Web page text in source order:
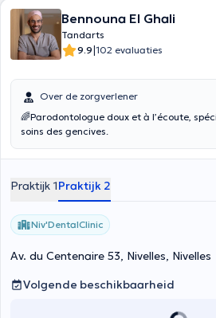
Bennouna El Ghali
Tandarts
9.9|102 evaluaties
Over de zorgverlener
🌈Parodontologue doux et à l’écoute,
soins des gencives.
Praktijk 1Praktijk 2
Niv'DentalClinic
Av. du Centenaire 53, Nivelles, Nivelles
Volgende beschikbaarheid